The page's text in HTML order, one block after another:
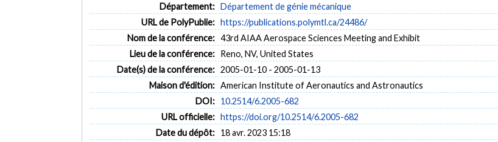
Département: Département de génie mécanique
URL de PolyPublie: https://publications.polymtl.ca/24486/
Nom de la conférence: 43rd AIAA Aerospace Sciences Meeting and Exhibit
Lieu de la conférence: Reno, NV, United States
Date(s) de la conférence: 2005-01-10 - 2005-01-13
Maison d'édition: American Institute of Aeronautics and Astronautics
DOI: 10.2514/6.2005-682
URL officielle: https://doi.org/10.2514/6.2005-682
Date du dépôt: 18 avr. 2023 15:18